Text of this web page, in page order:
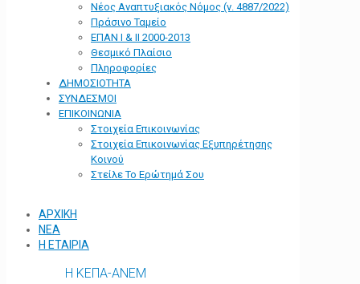
Νέος Αναπτυξιακός Νόμος (ν. 4887/2022)
Πράσινο Ταμείο
ΕΠΑΝ Ι & ΙΙ 2000-2013
Θεσμικό Πλαίσιο
Πληροφορίες
ΔΗΜΟΣΙΟΤΗΤΑ
ΣΥΝΔΕΣΜΟΙ
ΕΠΙΚΟΙΝΩΝΙΑ
Στοιχεία Επικοινωνίας
Στοιχεία Επικοινωνίας Εξυπηρέτησης
Κοινού
Στείλε Το Ερώτημά Σου
ΑΡΧΙΚΗ
ΝΕΑ
Η ΕΤΑΙΡΙΑ
Η ΚΕΠΑ-ΑΝΕΜ